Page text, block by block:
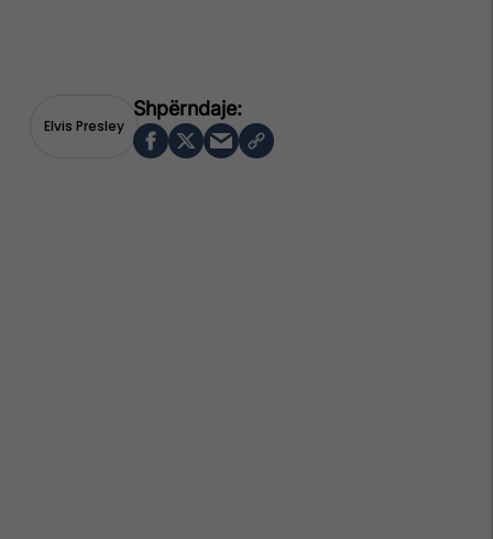
Elvis Presley